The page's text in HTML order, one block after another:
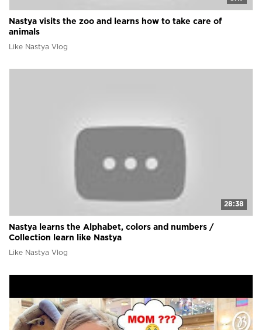
Nastya visits the zoo and learns how to take care of
animals
Like Nastya Vlog
28:38
Nastya learns the Alphabet, colors and numbers /
Collection learn like Nastya
Like Nastya Vlog